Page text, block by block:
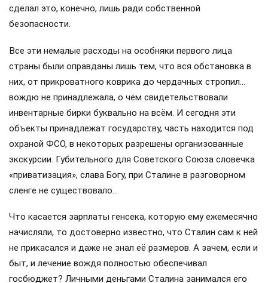
сделал это, конечно, лишь ради собственной
безопасности.
Все эти немалые расходы на особняки первого лица
страны были оправданы лишь тем, что вся обстановка в
них, от прикроватного коврика до чердачных стропил…
вождю не принадлежала, о чём свидетельствовали
инвентарные бирки буквально на всём. И сегодня эти
объекты принадлежат государству, часть находится под
охраной ФСО, в некоторых разрешены организованные
экскурсии. Губительного для Советского Союза словечка
«приватизация», слава Богу, при Сталине в разговорном
сленге не существовало…
Что касается зарплаты генсека, которую ему ежемесячно
начисляли, то достоверно известно, что Сталин сам к ней
не прикасался и даже не знал её размеров. А зачем, если и
быт, и лечение вождя полностью обеспечивал
госбюджет? Личными деньгами Сталина занимался его